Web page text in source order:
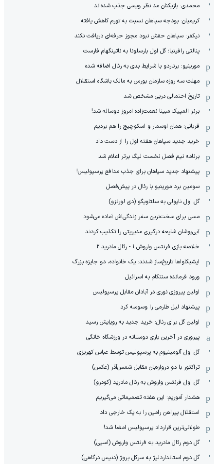
محمدی: بازیکنان مد نظر ویسی جذب شده‌اند
کریمیان: بودجه سپاهان نسبت به تورم کاهش یافته
نیکفر: سپاهان حقش نبود مجوز حرفه‌ای دریافت نکند
پنالتی رافینیا؛ گل اول بارسلونا به ناتینگهام فارست
مورینیو: برناردو با شرایط بدی به رئال اضافه شده
مهلت سه روزه سازمان بورس به مالک باشگاه استقلال
تاریخ احتمالی دربی مشخص شد
برنز المپیک مبینا نعمت‌زاده امروز دوساله شد!
قربانی: همان اوسمار و اسکوچیچ را هم بردیم
خرید جدید سپاهان هفته اول را از دست داد
برنامه نیم فصل نخست لیگ برتر اعلام شد
پیشنهاد جدید سپاهان برای جذب مدافع پرسپولیس!
سومین برد مورینیو با رئال در پیش‌فصل
گل اول ناپولی به سلتاویگو (دی لورنزو)
مسی برای سخت‌ترین سفر زندگی‌اش آماده می‌شود
آبی‌پوشان شایعه درگیری مدیریتی را تکذیب کردند
خلاصه بازی فرنتس واروش 1 - رئال مادرید 2
ایشیکاوا‌ها تاریخ‌ساز شدند: یک خانواده، دو جایزه بزرگ
ورود فرمانده سنتکام به اسرائیل
اولین پیروزی نوری در آبادان مقابل پرسپولیس
پیشنهاد لیل طارمی را وسوسه کرد
اولین گل برای رئال: خرید جدید به رویایش رسید
پیروزی در آخرین بازی دوستانه در ورزشگاه خانگی
گل اول آلومینیوم به پرسپولیس توسط عباس کهریزی
تراکتور با دو دروازه‌بان مقابل شمس‌آذر (عکس)
گل اول فرنتس واروش به رئال مادرید (کودرو)
هشدار آموریم: این هفته تصمیماتی می‌گیریم
استقلال پیراهن رامین را به یک خارجی داد
طولانی‌ترین قرارداد پرسپولیس امضا شد!
گل دوم رئال مادرید به فرنتس واروش (اسپی)
گل دوم استانداردلیژ به سرکل بروژ (دنیس درگاهی)